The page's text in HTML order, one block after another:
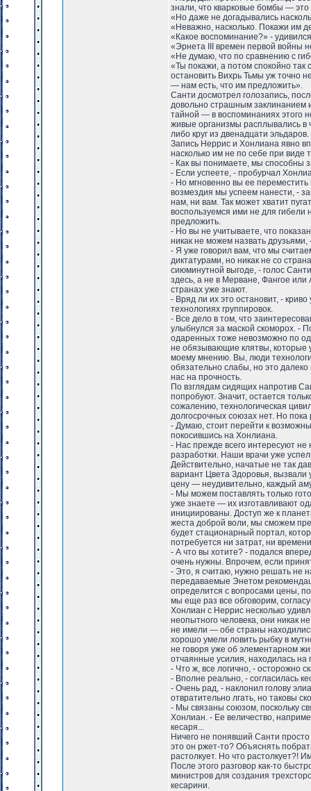
знали, что кварковые бомбы —
«Но даже не догадывались
«Неважно, насколько. Покажи им
«Какое воспоминание?» -
«Эрнета III времен первой войны
«Не думаю, что по сравнению с
«Ты покажи, а потом спокойно
остановить Вихрь Тьмы уж точно
— нам есть, что им предложить».
Санти досмотрел голозапись,
довольно страшным заклинанием
тайной — в воспоминаниях этого
живые организмы расплывались в
либо круг из двенадцати
Запись Неррис и Хонлиана явно
насколько им не по себе при
- Как вы понимаете, мы способны
- Если успеете, - пробурчал
- Но мгновенно вы ее
возмездия мы успеем нанести, -
нам, ни вам. Так может хватит
воспользуемся ими не для гибели
предложить.
- Но вы не учитываете, что
никак не можем назвать друзьями,
- Я уже говорил вам, что мы
диктатурами, но никак не со
сиюминутной выгоде, - голос
здесь, а не в Мерване, Фангое или
странах уже знают.
- Вряд ли их это остановит, -
технологиях группировок.
- Все дело в том, что
улыбнулся за маской скоморох. -
одаренных тоже невозможно по
не обязывающие клятвы, которые
моему мнению. Вы, люди
обязательно слабы, но это
нас на прочность.
По взглядам сидящих напротив
попробуют. Значит, остается
сожалению, технологическая
долгосрочных союзах нет. Но пока
- Думаю, стоит перейти к
покосившись на Хонлиана.
- Нас прежде всего интересуют
разработки. Наши врачи уже
Действительно, начатые не так
вариант Цвета Здоровья,
цену — неудивительно, каждый
- Мы можем поставлять только
уже знаете — их изготавливают
инициированы. Доступ же к
жеста доброй воли, мы сможем
будет стационарный портал,
потребуется ни затрат, ни
- А что вы хотите? - подался
очень нужны. Впрочем, если
- Это, я считаю, нужно решать не
передаваемые Энетом
определится с вопросами цены,
мы еще раз все обговорим,
Хонлиан с Неррис несколько
неопытного человека, они никак
не имели — обе страны
хорошо умели ловить рыбку в
не говоря уже об элементарном
отчаянные усилия, находилась
- Что ж, все логично, - осторожно
- Вполне реально, - согласилась
- Очень рад, - наклонил голову
отвратительно лгать, но таковы
- Мы связаны союзом, поскольку
Хонлиан. - Ее величество,
кесаря...
Ничего не понявший Санти
это он ржет-то? Объяснять
растолкует. Но что растолкует?!
После этого разговор как-то
министров для создания
кесарини.